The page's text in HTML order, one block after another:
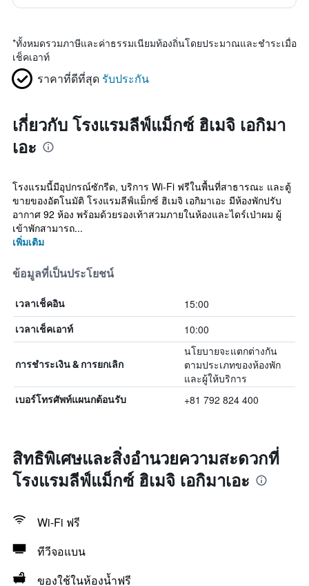
*ทั้งหมดรวมภาษีและค่าธรรมเนียมท้องถิ่นโดยประมาณและชำระเมื่อ
เช็คเอาท์
ราคาที่ดีที่สุด รับประกัน
เกี่ยวกับ โรงแรมลีฟ์แม็กซ์ ฮิเมจิ เอกิมา
เอะ
โรงแรมนี้มีอุปกรณ์ซักรีด, บริการ Wi-Fi ฟรีในพื้นที่สาธารณะ และตู้
ขายของอัตโนมัติ โรงแรมลีฟ์แม็กซ์ ฮิเมจิ เอกิมาเอะ มีห้องพักปรับ
อากาศ 92 ห้อง พร้อมด้วยรองเท้าสวมภายในห้องและไดร์เป่าผม ผู้
เข้าพักสามารถ...
เพิ่มเติม
ข้อมูลที่เป็นประโยชน์
เวลาเช็คอิน 15:00
เวลาเช็คเอาท์ 10:00
การชำระเงิน & การยกเลิก
นโยบายจะแตกต่างกัน
ตามประเภทของห้องพัก
และผู้ให้บริการ
เบอร์โทรศัพท์แผนกต้อนรับ +81 792 824 400
สิทธิพิเศษและสิ่งอำนวยความสะดวกที่
โรงแรมลีฟ์แม็กซ์ ฮิเมจิ เอกิมาเอะ
Wi-Fi ฟรี
ทีวีจอแบน
ของใช้ในห้องน้ำฟรี